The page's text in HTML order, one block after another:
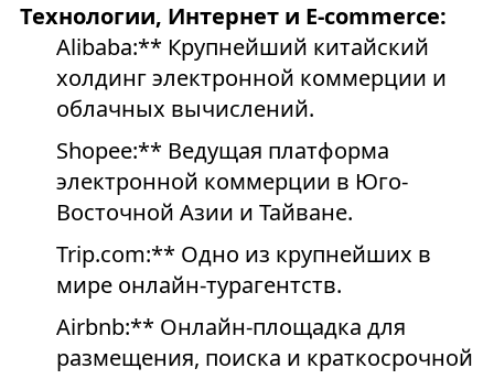
Технологии, Интернет и E-commerce:
Alibaba:** Крупнейший китайский
холдинг электронной коммерции и
облачных вычислений.
Shopee:** Ведущая платформа
электронной коммерции в Юго-
Восточной Азии и Тайване.
Trip.com:** Одно из крупнейших в
мире онлайн-турагентств.
Airbnb:** Онлайн-площадка для
размещения, поиска и краткосрочной